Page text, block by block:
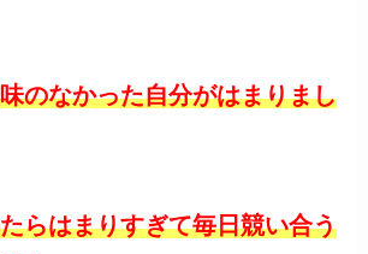
のなかった自分がはまりまし
らはまりすぎて毎日競い合う